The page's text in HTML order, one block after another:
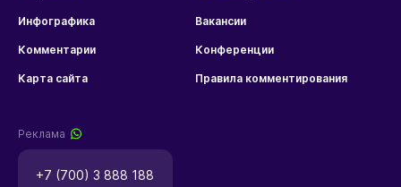
Инфографика Вакансии
Комментарии Конференции
Карта сайта Правила комментирования
Реклама
+7 (700) 3 888 188